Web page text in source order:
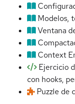
Modelos,
Ventana
Context
Ejercicio
con hooks,
Puzzle de